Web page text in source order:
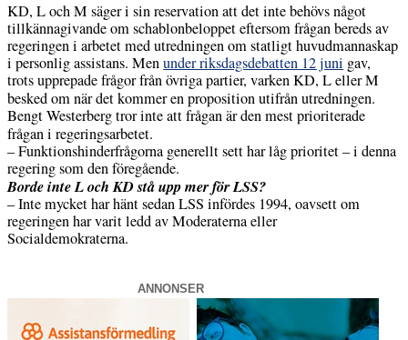
KD, L och M säger i sin reservation att det inte behövs något
tillkännagivande om schablonbeloppet eftersom frågan bereds av
regeringen i arbetet med utredningen om statligt huvudmannaskap
i personlig assistans. Menunder riksdagsdebatten 12 juni gav,
trots upprepade frågor från övriga partier, varken KD, L eller M
besked om när det kommer en proposition utifrån utredningen.
Bengt Westerberg tror inte att frågan är den mest prioriterade
frågan i regeringsarbetet.
–Funktionshinderfrågorna generellt sett har låg prioritet – i denna
regering som den föregående.
Borde inte L och KD stå upp mer för LSS?
–Inte mycket har hänt sedan LSS infördes 1994, oavsett om
regeringen har varit ledd av Moderaterna eller
Socialdemokraterna.
ANNONSER